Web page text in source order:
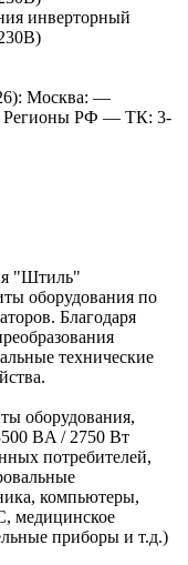
Москва: —
Регионы РФ — ТК: 3-
"Штиль"
оборудования по
Благодаря
технические
оборудования,
ВA / 2750 Вт
потребителей,
компьютеры,
медицинское
приборы и т.д.)